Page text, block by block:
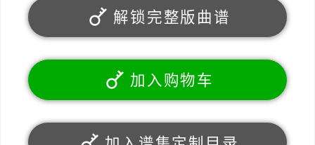
解锁完整版曲谱
加入购物车